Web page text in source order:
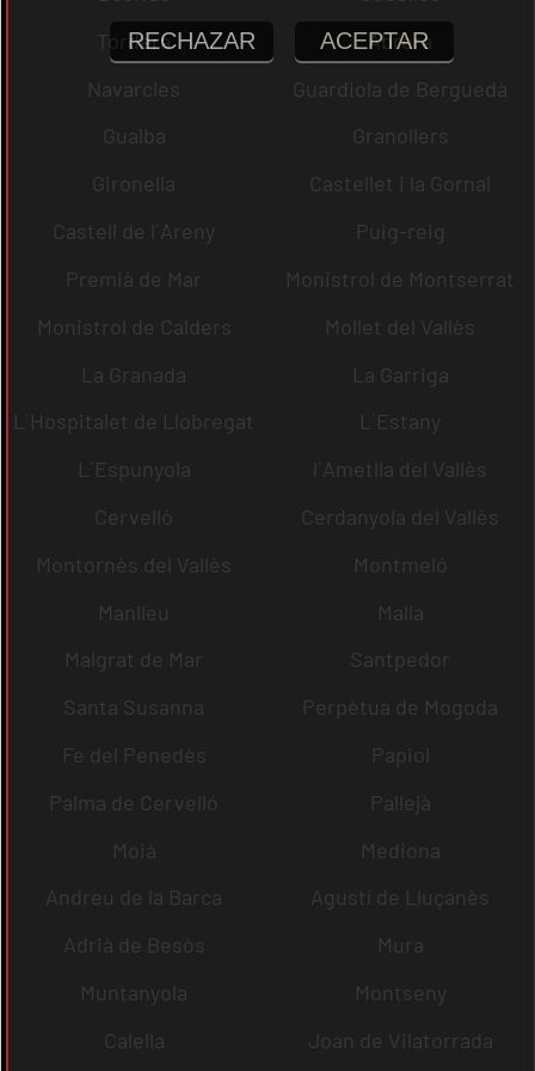
Tordera
Abrera
Navarcles
Guardiola de Berguedà
Gualba
Granollers
Gironella
Castellet i la Gornal
Castell de l´Areny
Puig-reig
Premià de Mar
Monistrol de Montserrat
Monistrol de Calders
Mollet del Vallès
La Granada
La Garriga
L´Hospitalet de Llobregat
L´Estany
L´Espunyola
l´Ametlla del Vallès
Cervelló
Cerdanyola del Vallès
Montornès del Vallès
Montmeló
Manlleu
Malla
Malgrat de Mar
Santpedor
Santa Susanna
Perpètua de Mogoda
Fe del Penedès
Papiol
Palma de Cervelló
Pallejà
Moià
Mediona
Andreu de la Barca
Agustí de Lluçanès
Adrià de Besòs
Mura
Muntanyola
Montseny
Calella
Joan de Vilatorrada
RECHAZAR ACEPTAR